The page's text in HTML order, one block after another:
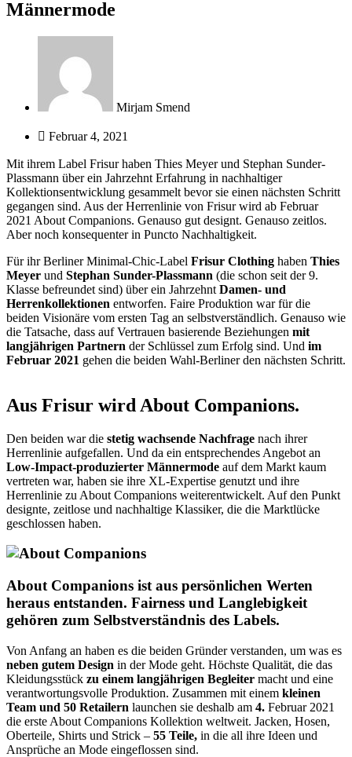
Männermode
Mirjam Smend
Februar 4, 2021
Mit ihrem Label Frisur haben Thies Meyer und Stephan Sunder-
Plassmann über ein Jahrzehnt Erfahrung in nachhaltiger
Kollektionsentwicklung gesammelt bevor sie einen nächsten Schritt
gegangen sind. Aus der Herrenlinie von Frisur wird ab Februar
2021 About Companions. Genauso gut designt. Genauso zeitlos.
Aber noch konsequenter in Puncto Nachhaltigkeit.
Für ihr Berliner Minimal-Chic-Label Frisur Clothing haben Thies
Meyer und Stephan Sunder-Plassmann (die schon seit der 9.
Klasse befreundet sind) über ein Jahrzehnt Damen- und
Herrenkollektionen entworfen. Faire Produktion war für die
beiden Visionäre vom ersten Tag an selbstverständlich. Genauso wie
die Tatsache, dass auf Vertrauen basierende Beziehungen mit
langjährigen Partnern der Schlüssel zum Erfolg sind. Und im
Februar 2021 gehen die beiden Wahl-Berliner den nächsten Schritt.
Aus Frisur wird About Companions.
Den beiden war die stetig wachsende Nachfrage nach ihrer
Herrenlinie aufgefallen. Und da ein entsprechendes Angebot an
Low-Impact-produzierter Männermode auf dem Markt kaum
vertreten war, haben sie ihre XL-Expertise genutzt und ihre
Herrenlinie zu About Companions weiterentwickelt. Auf den Punkt
designte, zeitlose und nachhaltige Klassiker, die die Marktlücke
geschlossen haben.
About Companions ist aus persönlichen Werten
heraus entstanden. Fairness und Langlebigkeit
gehören zum Selbstverständnis des Labels.
Von Anfang an haben es die beiden Gründer verstanden, um was es
neben gutem Design in der Mode geht. Höchste Qualität, die das
Kleidungsstück zu einem langjährigen Begleiter macht und eine
verantwortungsvolle Produktion. Zusammen mit einem kleinen
Team und 50 Retailern launchen sie deshalb am 4. Februar 2021
die erste About Companions Kollektion weltweit. Jacken, Hosen,
Oberteile, Shirts und Strick – 55 Teile, in die all ihre Ideen und
Ansprüche an Mode eingeflossen sind.